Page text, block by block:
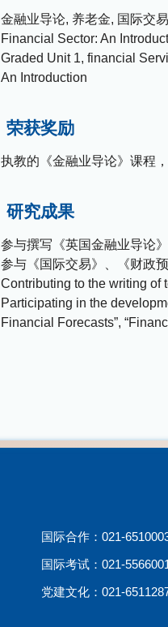
金融业导论, 养老金, 国际交
Financial Sector: An
Graded Unit 1, financial
An Introduction
荣获奖励
执教的《金融业导论》课程
研究成果
参与撰写《英国金融业导论
参与《国际交易》、《财政
Contributing to the writing of
Participating in the
Financial Forecasts”,
国际合作：021-
国际考试：021-
党建文化：021-